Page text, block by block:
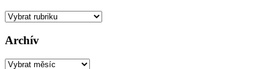
Rubriky
Archív
Archív